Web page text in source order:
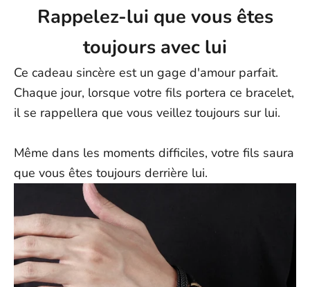
s'entendent à compter de l'expédition ; ils peuvent varier en
fonction de facteurs externes. Les dates de livraison exactes ne
N'hésitez pas à nous contacter à l'adresse support@ziella.co si
vous avez d'autres questions ; notre équipe se fera un plaisir de
Rappelez-lui que vous êtes
toujours avec lui
Ce cadeau sincère est un gage d'amour parfait.
Chaque jour, lorsque votre fils portera ce bracelet,
il se rappellera que vous veillez toujours sur lui.
Même dans les moments difficiles, votre fils saura
que vous êtes toujours derrière lui.